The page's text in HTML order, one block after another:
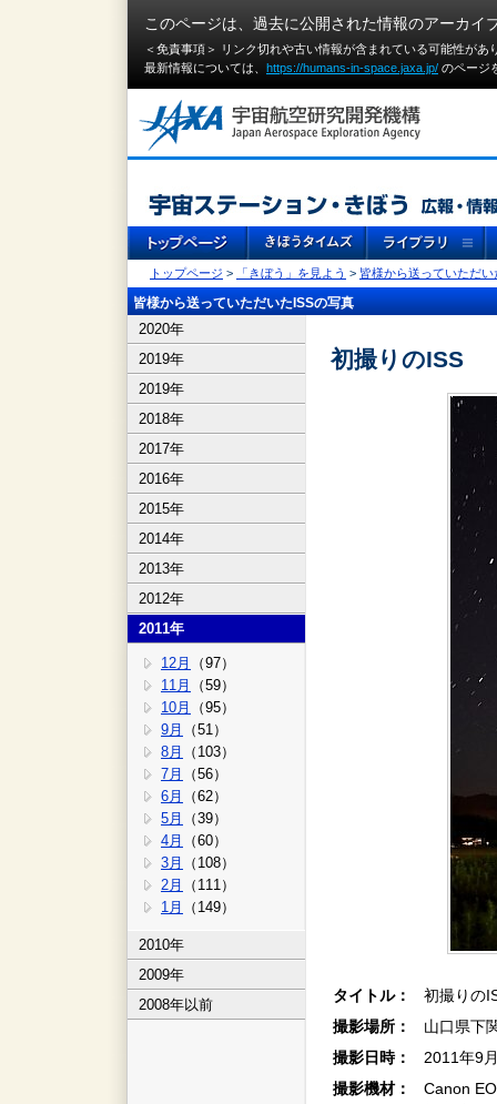
このページは、過去に公開された情報のアーカイ
＜免責事項＞ リンク切れや古い情報が含まれている可能性が
最新情報については、 https://humans-in-space.jaxa.jp/ のページ
トップページ > 「きぼう」を見よう > 皆様から送っていただい
皆様から送っていただいたISSの写真
2020年
2019年
2019年
2018年
2017年
2016年
2015年
2014年
2013年
2012年
2011年
12月
（97）
11月
（59）
10月
（95）
9月
（51）
8月
（103）
7月
（56）
6月
（62）
5月
（39）
4月
（60）
3月
（108）
2月
（111）
1月
（149）
2010年
2009年
2008年以前
初撮りのISS
タイトル：
初撮りの
撮影場所：
山口県下
撮影日時：
2011年9
撮影機材：
Canon